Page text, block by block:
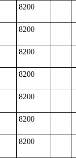
8200
8200
8200
8200
8200
8200
8200